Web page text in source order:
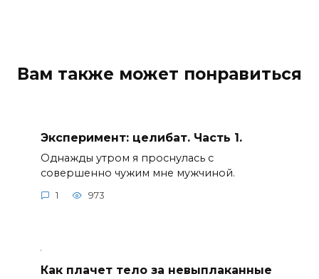
Вам также может понравиться
Эксперимент: целибат. Часть 1.
Однажды утром я проснулась с
совершенно чужим мне мужчиной.
1 973
Как плачет тело за невыплаканные